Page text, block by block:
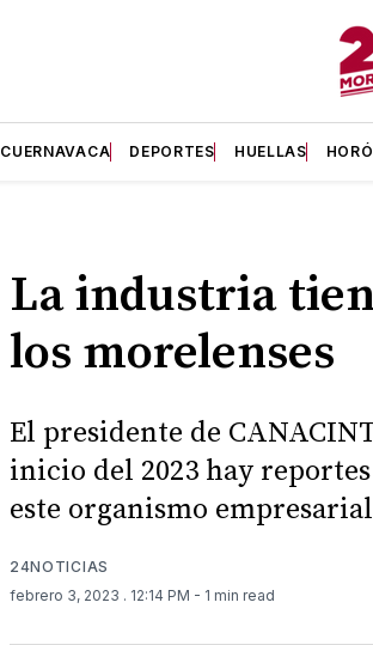
CUERNAVACA DEPORTES HUELLAS
La industria
los morelenses
El presidente de
inicio del 2023 hay
este organismo
24NOTICIAS
febrero 3, 2023 . 12:14 PM - 1 min read